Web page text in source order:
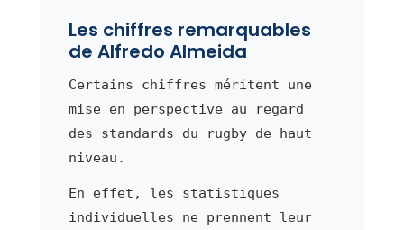
Les chiffres remarquables
de Alfredo Almeida
Certains chiffres méritent une
mise en perspective au regard
des standards du rugby de haut
niveau.
En effet, les statistiques
individuelles ne prennent leur